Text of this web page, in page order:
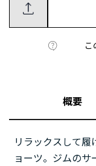
こ
概要
リラックスして履
ョーツ。ジムの